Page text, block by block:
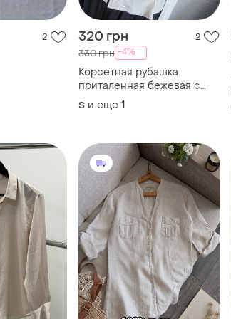
2 320 грн 2
330 грн -4%
Корсетная рубашка
приталенная бежевая с
завязками на талии размер
S и еще 1